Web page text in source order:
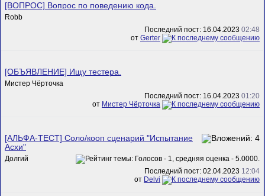
[ВОПРОС] Вопрос по поведению кода.
Robb
Последний пост: 16.04.2023 02:48
от Gerter
[ОБЪЯВЛЕНИЕ] Ищу тестера.
Мистер Чёрточка
Последний пост: 16.04.2023 01:20
от Мистер Чёрточка
[АЛЬФА-ТЕСТ] Соло/кооп сценарий "Испытание
Асхи"
Долгий
Последний пост: 02.04.2023 12:04
от Delvi